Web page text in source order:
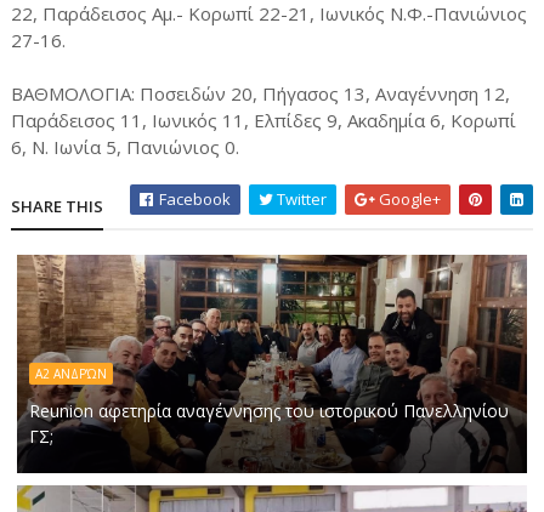
22, Παράδεισος Αμ.- Κορωπί 22-21, Ιωνικός Ν.Φ.-Πανιώνιος
27-16.
ΒΑΘΜΟΛΟΓΙΑ: Ποσειδών 20, Πήγασος 13, Αναγέννηση 12,
Παράδεισος 11, Ιωνικός 11, Ελπίδες 9, Ακαδημία 6, Κορωπί
6, Ν. Ιωνία 5, Πανιώνιος 0.
SHARE THIS Facebook Twitter Google+
Α2 ΑΝΔΡΏΝ
Reunion αφετηρία αναγέννησης του ιστορικού Πανελληνίου
ΓΣ;